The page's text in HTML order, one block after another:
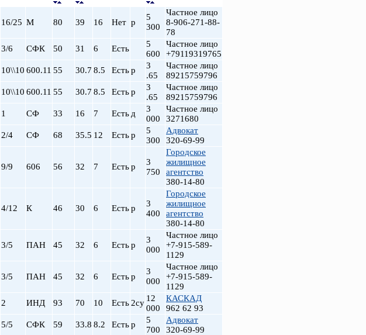
Крестовский о-в
Ладожская
Лесная
Лиговский пр.
Маяковская
Невский пр.
Обухово
Парнас
Пионерская
пл. Восстания
пл. Мужества
16/25 М 80 39 16 Нет р
5
300
Частное лицо
8-906-271-88-
78
3/6 СФК 50 31 6 Есть
5
600
Частное лицо
+79119319765
10\\10 600.11 55 30.7 8.5 Естьр
3
.65
Частное лицо
89215759796
10\\10 600.11 55 30.7 8.5 Естьр
3
.65
Частное лицо
89215759796
1 СФ 33 16 7 Есть д
3
000
Частное лицо
3271680
2/4 СФ 68 35.5 12 Естьр
5
300
Адвокат
320-69-99
9/9 606 56 32 7 Естьр
3
750
Городское
жилищное
агентство
380-14-80
4/12 К 46 30 6 Естьр
3
400
Городское
жилищное
агентство
380-14-80
3/5 ПАН 45 32 6 Естьр
3
000
Частное лицо
+7-915-589-
1129
3/5 ПАН 45 32 6 Естьр
3
000
Частное лицо
+7-915-589-
1129
2 ИНД 93 70 10 Есть 2су 12
000
КАСКАД
962 62 93
5/5 СФК 59 33.8 8.2 Естьр
5
700
Адвокат
320-69-99